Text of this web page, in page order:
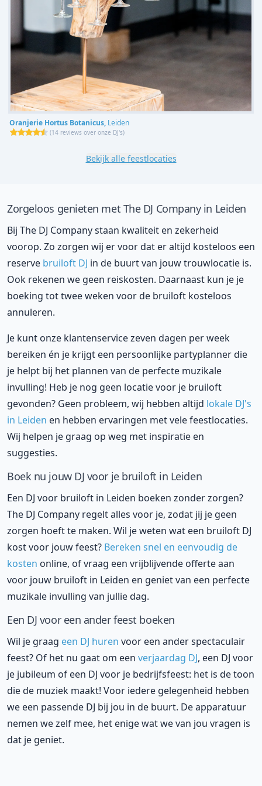
Oranjerie Hortus Botanicus, Leiden
(14 reviews over onze DJ's)
Bekijk alle feestlocaties
Zorgeloos genieten met The DJ Company in Leiden
Bij The DJ Company staan kwaliteit en zekerheid
voorop. Zo zorgen wij er voor dat er altijd kosteloos een
reserve bruiloft DJ in de buurt van jouw trouwlocatie is.
Ook rekenen we geen reiskosten. Daarnaast kun je je
boeking tot twee weken voor de bruiloft kosteloos
annuleren.
Je kunt onze klantenservice zeven dagen per week
bereiken én je krijgt een persoonlijke partyplanner die
je helpt bij het plannen van de perfecte muzikale
invulling! Heb je nog geen locatie voor je bruiloft
gevonden? Geen probleem, wij hebben altijd lokale DJ's
in Leiden en hebben ervaringen met vele feestlocaties.
Wij helpen je graag op weg met inspiratie en
suggesties.
Boek nu jouw DJ voor je bruiloft in Leiden
Een DJ voor bruiloft in Leiden boeken zonder zorgen?
The DJ Company regelt alles voor je, zodat jij je geen
zorgen hoeft te maken. Wil je weten wat een bruiloft DJ
kost voor jouw feest? Bereken snel en eenvoudig de
kosten online, of vraag een vrijblijvende offerte aan
voor jouw bruiloft in Leiden en geniet van een perfecte
muzikale invulling van jullie dag.
Een DJ voor een ander feest boeken
Wil je graag een DJ huren voor een ander spectaculair
feest? Of het nu gaat om een verjaardag DJ, een DJ voor
je jubileum of een DJ voor je bedrijfsfeest: het is de toon
die de muziek maakt! Voor iedere gelegenheid hebben
we een passende DJ bij jou in de buurt. De apparatuur
nemen we zelf mee, het enige wat we van jou vragen is
dat je geniet.